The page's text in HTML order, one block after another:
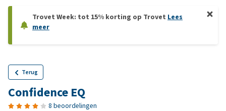
Trovet Week: tot 15% korting op Trovet Lees
meer
Terug
Confidence EQ
8 beoordelingen